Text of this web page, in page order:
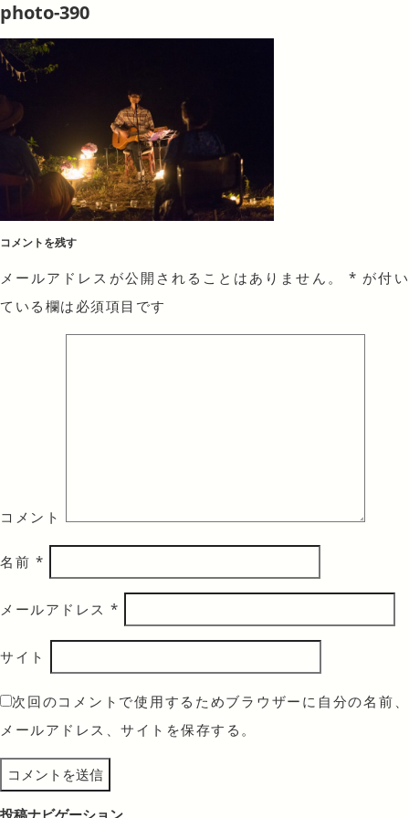
photo-390
コメントを残す
メールアドレスが公開されることはありません。 * が付い
ている欄は必須項目です
コメント
名前 *
メールアドレス *
サイト
次回のコメントで使用するためブラウザーに自分の名前、
メールアドレス、サイトを保存する。
投稿ナビゲーション